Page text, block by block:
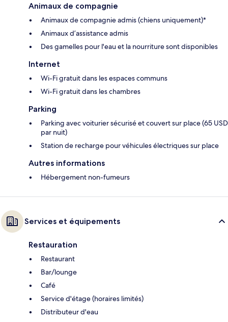
Animaux de compagnie
Animaux de compagnie admis (chiens uniquement)*
Animaux d’assistance admis
Des gamelles pour l'eau et la nourriture sont disponibles
Internet
Wi-Fi gratuit dans les espaces communs
Wi-Fi gratuit dans les chambres
Parking
Parking avec voiturier sécurisé et couvert sur place (65 USD
par nuit)
Station de recharge pour véhicules électriques sur place
Autres informations
Hébergement non-fumeurs
Services et équipements
Restauration
Restaurant
Bar/lounge
Café
Service d'étage (horaires limités)
Distributeur d'eau